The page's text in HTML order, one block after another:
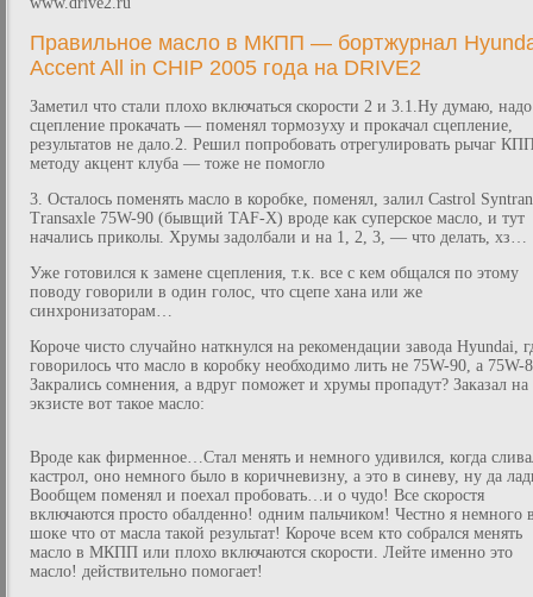
Правильное масло в МКПП — бортжурнал
Accent All in CHIP 2005 года на DRIVE2
Заметил что стали плохо включаться скорости 2 и 3.1.Ну думаю, надо
сцепление прокачать — поменял тормозуху и прокачал сцепление,
результатов не дало.2. Решил попробовать отрегулировать рычаг
методу акцент клуба — тоже не помогло
3. Осталось поменять масло в коробке, поменял, залил Castrol
Transaxle 75W-90 (бывщий TAF-X) вроде как суперское масло, и тут
начались приколы. Хрумы задолбали и на 1, 2, 3, — что делать, хз…
Уже готовился к замене сцепления, т.к. все с кем общался по этому
поводу говорили в один голос, что сцепе хана или же
синхронизаторам…
Короче чисто случайно наткнулся на рекомендации завода Hyundai,
говорилось что масло в коробку необходимо лить не 75W-90, а 75W-
Закрались сомнения, а вдруг поможет и хрумы пропадут? Заказал на
экзисте вот такое масло:
Вроде как фирменное…Стал менять и немного удивился, когда
кастрол, оно немного было в коричневизну, а это в синеву, ну да
Вообщем поменял и поехал пробовать…и о чудо! Все скоростя
включаются просто обалденно! одним пальчиком! Честно я немного
шоке что от масла такой результат! Короче всем кто собрался менять
масло в МКПП или плохо включаются скорости. Лейте именно это
масло! действительно помогает!